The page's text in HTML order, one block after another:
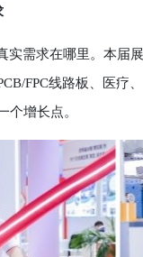
需求在哪里。本届
FPC线路板、医
个增长点。